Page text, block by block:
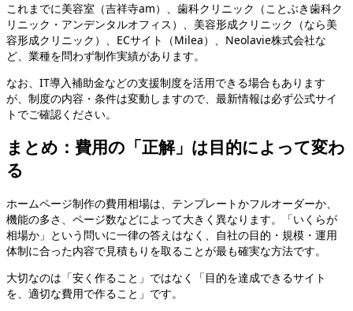
これまでに美容室（吉祥寺am）、歯科クリニック（ことぶき歯科ク
リニック・アンデンタルオフィス）、美容形成クリニック（なら美
容形成クリニック）、ECサイト（Milea）、Neolavie株式会社な
ど、業種を問わず制作実績があります。
なお、IT導入補助金などの支援制度を活用できる場合もあります
が、制度の内容・条件は変動しますので、最新情報は必ず公式サイ
トでご確認ください。
まとめ：費用の「正解」は目的によって変わ
る
ホームページ制作の費用相場は、テンプレートかフルオーダーか、
機能の多さ、ページ数などによって大きく異なります。「いくらが
相場か」という問いに一律の答えはなく、自社の目的・規模・運用
体制に合った内容で見積もりを取ることが最も確実な方法です。
大切なのは「安く作ること」ではなく「目的を達成できるサイト
を、適切な費用で作ること」です。